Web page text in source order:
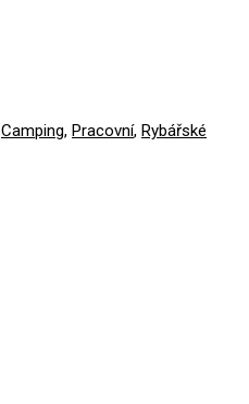
Camping, Pracovní, Rybářské